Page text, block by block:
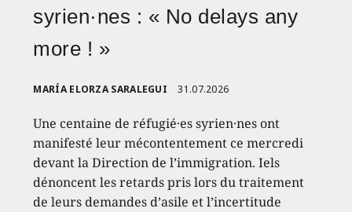
syrien·nes : « No delays any
more ! »
MARÍA ELORZA SARALEGUI 31.07.2026
Une centaine de réfugié·es syrien·nes ont
manifesté leur mécontentement ce mercredi
devant la Direction de l’immigration. Iels
dénoncent les retards pris lors du traitement
de leurs demandes d’asile et l’incertitude